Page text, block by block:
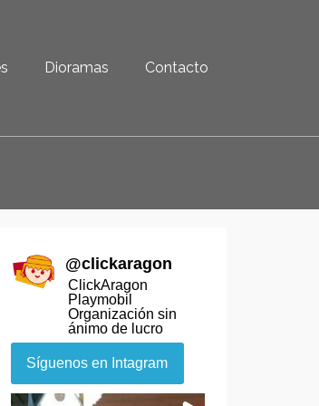
Dioramas Contacto
@clickaragon
ClickAragon
Playmobil
Organización sin
ánimo de lucro
Síguenos en Intagram